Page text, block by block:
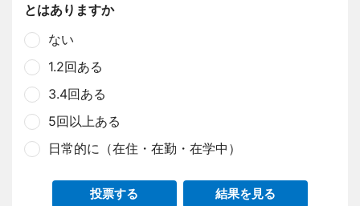
とはありますか
ない
1.2回ある
3.4回ある
5回以上ある
日常的に（在住・在勤・在学中）
投票する 結果を見る